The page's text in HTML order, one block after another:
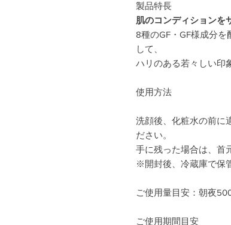
製品特長
肌のコンディションを
8種のGF・GF様成分
して、
ハリのある若々しい印
使用方法
洗顔後、化粧水の前に
ださい。
手に残った場合は、首
※開封後、冷蔵庫で保
ご使用量目安：朝夜
ご使用期間目安